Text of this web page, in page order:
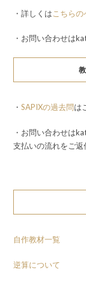
・詳しくは こちらの
・お問い合わせは
・ SAPIXの過去問は
・お問い合わせは
支払いの流れをご返
自作教材一覧
逆算について